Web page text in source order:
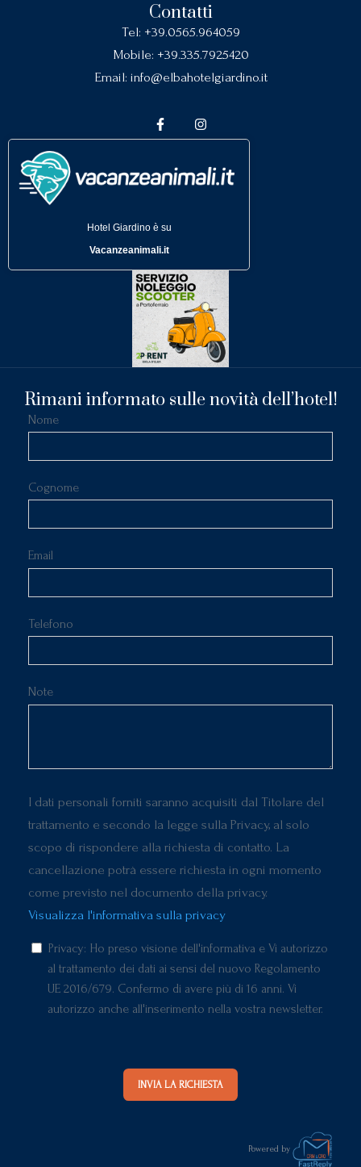
Contatti
Tel: +39.0565.964059
Mobile: +39.335.7925420
Email: info@elbahotelgiardino.it
Hotel Giardino è su
Vacanzeanimali.it
Rimani informato sulle novità dell’hotel!
Nome
Cognome
Email
Telefono
Note
I dati personali forniti saranno acquisiti dal Titolare del
trattamento e secondo la legge sulla Privacy, al solo
scopo di rispondere alla richiesta di contatto. La
cancellazione potrà essere richiesta in ogni momento
come previsto nel documento della privacy.
Visualizza l'informativa sulla privacy
Privacy: Ho preso visione dell'informativa e Vi autorizzo
al trattamento dei dati ai sensi del nuovo Regolamento
UE 2016/679. Confermo di avere più di 16 anni. Vi
autorizzo anche all'inserimento nella vostra newsletter.
INVIA LA RICHIESTA
Powered by